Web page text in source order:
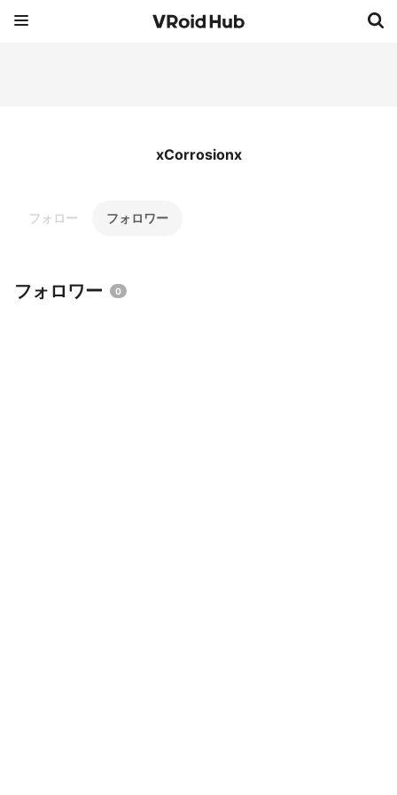
xCorrosionx
フォロー フォロワー
フォロワー 0